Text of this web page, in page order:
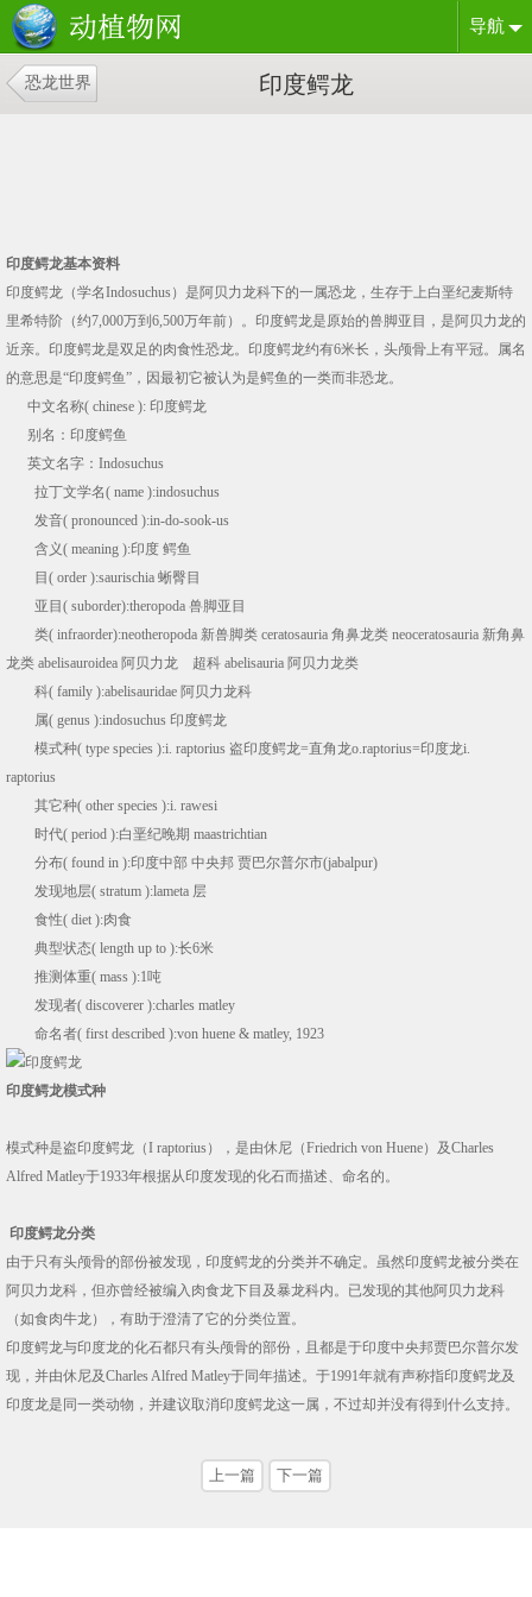
导航
恐龙世界 印度鳄龙
印度鳄龙基本资料
印度鳄龙（学名Indosuchus）是阿贝力龙科下的一属恐龙，生存于上白垩纪麦斯特
里希特阶（约7,000万到6,500万年前）。印度鳄龙是原始的兽脚亚目，是阿贝力龙的
近亲。印度鳄龙是双足的肉食性恐龙。印度鳄龙约有6米长，头颅骨上有平冠。属名
的意思是“印度鳄鱼”，因最初它被认为是鳄鱼的一类而非恐龙。
中文名称( chinese ): 印度鳄龙
别名： 印度鳄鱼
英文名字：Indosuchus
拉丁文学名( name ):indosuchus
发音( pronounced ):in-do-sook-us
含义( meaning ):印度 鳄鱼
目( order ):saurischia 蜥臀目
亚目( suborder):theropoda 兽脚亚目
类( infraorder):neotheropoda 新兽脚类 ceratosauria 角鼻龙类 neoceratosauria 新角鼻
龙类 abelisauroidea 阿贝力龙 超科 abelisauria 阿贝力龙类
科( family ):abelisauridae 阿贝力龙科
属( genus ):indosuchus 印度鳄龙
模式种( type species ):i. raptorius 盗印度鳄龙=直角龙o.raptorius=印度龙i.
raptorius
其它种( other species ):i. rawesi
时代( period ):白垩纪晚期 maastrichtian
分布( found in ):印度中部 中央邦 贾巴尔普尔市(jabalpur)
发现地层( stratum ):lameta 层
食性( diet ):肉食
典型状态( length up to ):长6米
推测体重( mass ):1吨
发现者( discoverer ):charles matley
命名者( first described ):von huene & matley, 1923
印度鳄龙模式种
模式种是盗印度鳄龙（I raptorius），是由休尼（Friedrich von Huene）及Charles
Alfred Matley于1933年根据从印度发现的化石而描述、命名的。
印度鳄龙分类
由于只有头颅骨的部份被发现，印度鳄龙的分类并不确定。虽然印度鳄龙被分类在
阿贝力龙科，但亦曾经被编入肉食龙下目及暴龙科内。已发现的其他阿贝力龙科
（如食肉牛龙），有助于澄清了它的分类位置。
印度鳄龙与印度龙的化石都只有头颅骨的部份，且都是于印度中央邦贾巴尔普尔发
现，并由休尼及Charles Alfred Matley于同年描述。于1991年就有声称指印度鳄龙及
印度龙是同一类动物，并建议取消印度鳄龙这一属，不过却并没有得到什么支持。
上一篇 下一篇